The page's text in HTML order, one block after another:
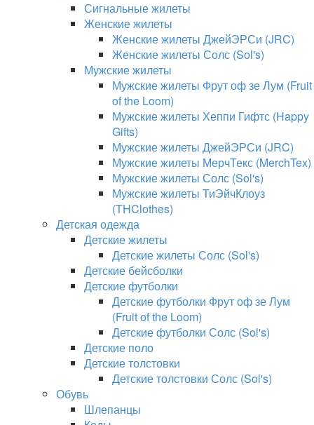
Сигнальные жилеты
Женские жилеты
Женские жилеты ДжейЭРСи (JRC)
Женские жилеты Солс (Sol's)
Мужские жилеты
Мужские жилеты Фрут оф зе Лум (Fruit
of the Loom)
Мужские жилеты Хеппи Гифтс (Happy
Gifts)
Мужские жилеты ДжейЭРСи (JRC)
Мужские жилеты МерчТекс (MerchTex)
Мужские жилеты Солс (Sol's)
Мужские жилеты ТиЭйчКлоуз
(THClothes)
Детская одежда
Детские жилеты
Детские жилеты Солс (Sol's)
Детские бейсболки
Детские футболки
Детские футболки Фрут оф зе Лум
(Fruit of the Loom)
Детские футболки Солс (Sol's)
Детские поло
Детские толстовки
Детские толстовки Солс (Sol's)
Обувь
Шлепанцы